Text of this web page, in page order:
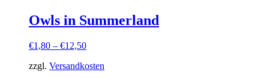
Owls in Summerland
€1,80 – €12,50
zzgl. Versandkosten